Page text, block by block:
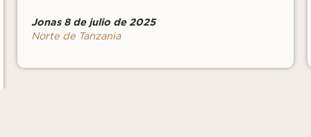
Jonas 8 de julio de 2025
Norte de Tanzania